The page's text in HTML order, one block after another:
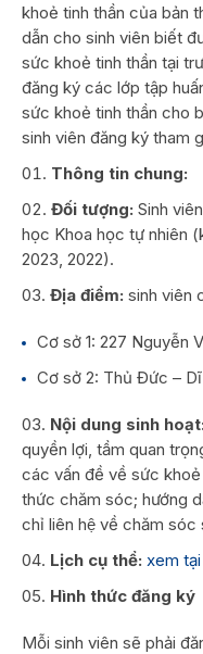
khoẻ tinh thần của bản
dẫn cho sinh viên biết
sức khoẻ tinh thần tại
đăng ký các lớp tập
sức khoẻ tinh thần cho
sinh viên đăng ký tham
Thông tin chung:
Đối tượng: Sinh
học Khoa học tự nhiên
2023, 2022).
Địa điểm: sinh viên
Cơ sở 1: 227 Nguyễn
Cơ sở 2: Thủ Đức –
Nội dung sinh hoạt:
quyền lợi, tầm quan
các vấn đề về sức
thức chăm sóc; hướng
chỉ liên hệ về chăm sóc
Lịch cụ thể: xem
Hình thức đăng ký
Mỗi sinh viên sẽ phải